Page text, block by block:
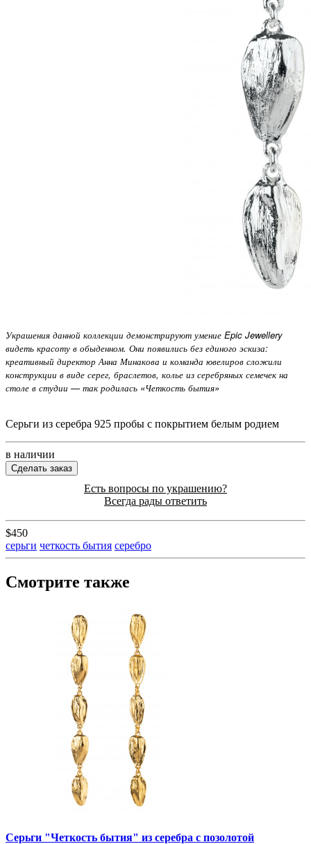
Украшения данной коллекции демонстрируют умение Epic Jewellery
видеть красоту в обыденном. Они появились без единого эскиза:
креативный директор Анна Минакова и команда ювелиров сложили
конструкции в виде серег, браслетов, колье из серебряных семечек на
столе в студии — так родилась «Четкость бытия»
Серьги из серебра 925 пробы с покрытием белым родием
в наличии
Сделать заказ
Есть вопросы по украшению?
Всегда рады ответить
$450
серьги четкость бытия серебро
Смотрите также
Серьги "Четкость бытия" из серебра с позолотой